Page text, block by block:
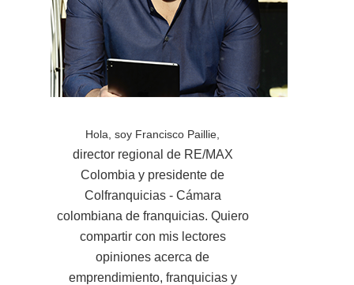
Hola, soy Francisco Paillie,
director regional de RE/MAX
Colombia y presidente de
Colfranquicias - Cámara
colombiana de franquicias. Quiero
compartir con mis lectores
opiniones acerca de
emprendimiento, franquicias y